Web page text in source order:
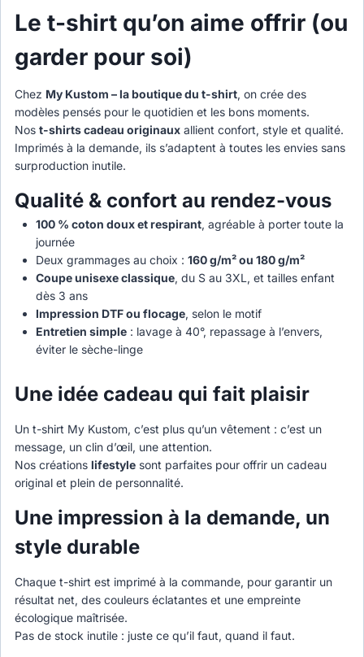
Le t-shirt qu’on aime offrir (ou
garder pour soi)
Chez My Kustom – la boutique du t-shirt, on crée des
modèles pensés pour le quotidien et les bons moments.
Nos t-shirts cadeau originaux allient confort, style et qualité.
Imprimés à la demande, ils s’adaptent à toutes les envies sans
surproduction inutile.
Qualité & confort au rendez-vous
100 % coton doux et respirant, agréable à porter toute la
journée
Deux grammages au choix : 160 g/m² ou 180 g/m²
Coupe unisexe classique, du S au 3XL, et tailles enfant
dès 3 ans
Impression DTF ou flocage, selon le motif
Entretien simple: lavage à 40°, repassage à l’envers,
éviter le sèche-linge
Une idée cadeau qui fait plaisir
Un t-shirt My Kustom, c’est plus qu’un vêtement : c’est un
message, un clin d’œil, une attention.
Nos créations lifestyle sont parfaites pour offrir un cadeau
original et plein de personnalité.
Une impression à la demande, un
style durable
Chaque t-shirt est imprimé à la commande, pour garantir un
résultat net, des couleurs éclatantes et une empreinte
écologique maîtrisée.
Pas de stock inutile : juste ce qu’il faut, quand il faut.